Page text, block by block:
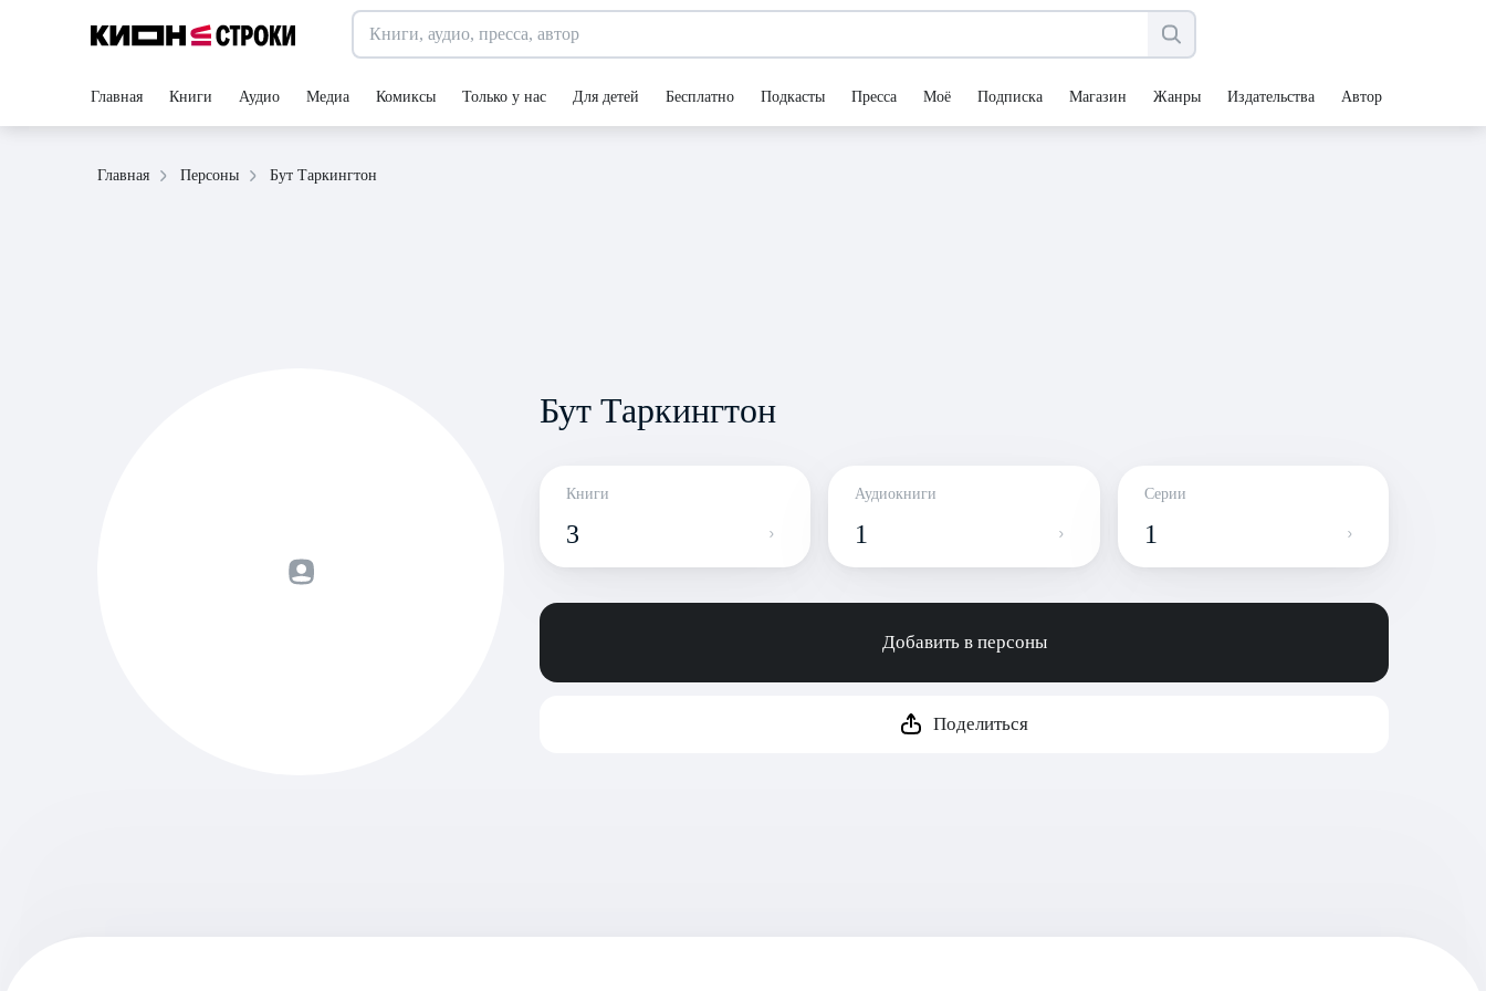
Главная Книги Аудио Медиа Комиксы Только у нас Для детей Бесплатно Подкасты Пресса Моё Подписка Магазин Жанры Издательства Авторы
Главная Персоны Бут Таркингтон
Бут Таркингтон
Книги
3
Аудиокниги
1
Серии
1
Добавить в персоны
Поделиться